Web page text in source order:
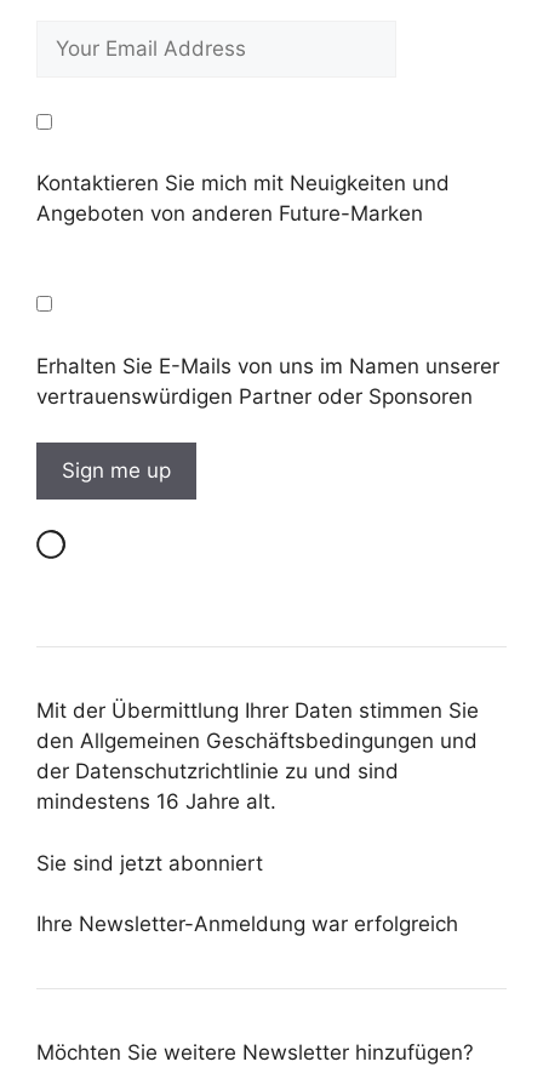
Kontaktieren Sie mich mit Neuigkeiten und
Angeboten von anderen Future-Marken
Erhalten Sie E-Mails von uns im Namen unserer
vertrauenswürdigen Partner oder Sponsoren
Mit der Übermittlung Ihrer Daten stimmen Sie
den Allgemeinen Geschäftsbedingungen und
der Datenschutzrichtlinie zu und sind
mindestens 16 Jahre alt.
Sie sind jetzt abonniert
Ihre Newsletter-Anmeldung war erfolgreich
Möchten Sie weitere Newsletter hinzufügen?